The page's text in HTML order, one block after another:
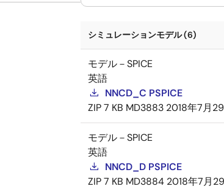
シミュレーションモデル (6)
モデル－SPICE
英語
NNCD_C PSPICE
ZIP7 KB MD3883 2018年7月
モデル－SPICE
英語
NNCD_D PSPICE
ZIP7 KB MD3884 2018年7月